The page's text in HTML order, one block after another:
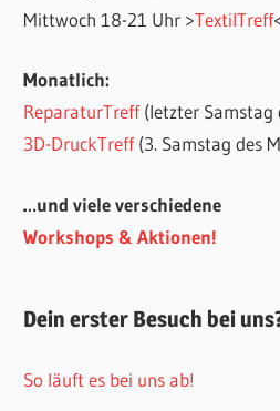
Mittwoch 18-21 Uhr >TextilTreff
Monatlich:
ReparaturTreff(letzter Samstag
3D-DruckTreff(3. Samstag des
…und viele verschiedene
Workshops & Aktionen!
Dein erster Besuch bei
So läuft es bei uns ab!